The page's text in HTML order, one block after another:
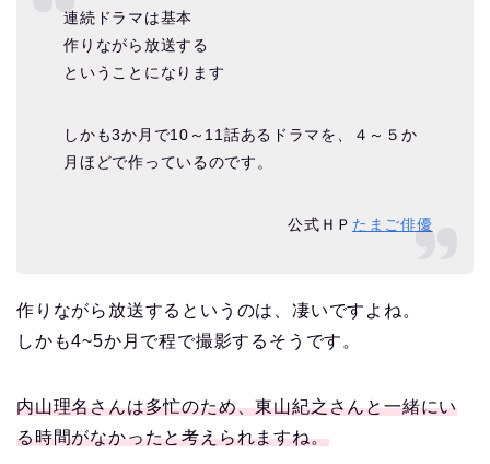
連続ドラマは基本
作りながら放送する
ということになります
しかも3か月で10～11話あるドラマを、４～５か
月ほどで作っているのです。
公式ＨＰ たまご俳優
作りながら放送するというのは、凄いですよね。
しかも4~5か月で程で撮影するそうです。
内山理名さんは多忙のため、東山紀之さんと一緒にい
る時間がなかったと考えられますね。